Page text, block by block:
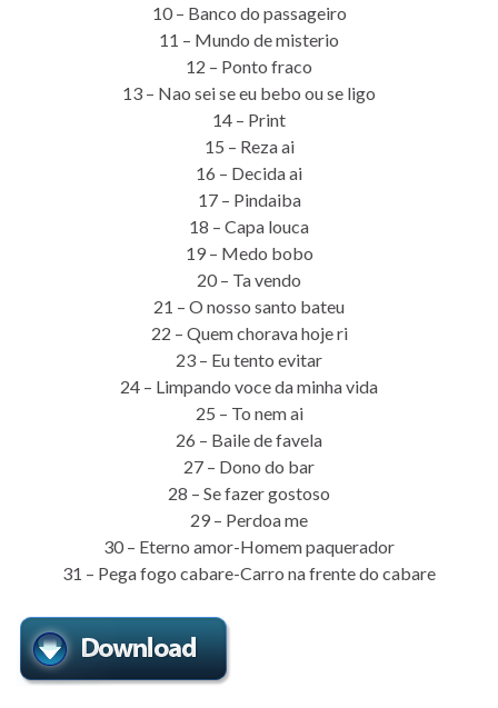
10 – Banco do passageiro
11 – Mundo de misterio
12 – Ponto fraco
13 – Nao sei se eu bebo ou se ligo
14 – Print
15 – Reza ai
16 – Decida ai
17 – Pindaiba
18 – Capa louca
19 – Medo bobo
20 – Ta vendo
21 – O nosso santo bateu
22 – Quem chorava hoje ri
23 – Eu tento evitar
24 – Limpando voce da minha vida
25 – To nem ai
26 – Baile de favela
27 – Dono do bar
28 – Se fazer gostoso
29 – Perdoa me
30 – Eterno amor-Homem paquerador
31 – Pega fogo cabare-Carro na frente do cabare